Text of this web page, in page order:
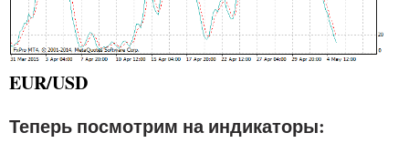
EUR/USD
Теперь посмотрим на индикаторы: